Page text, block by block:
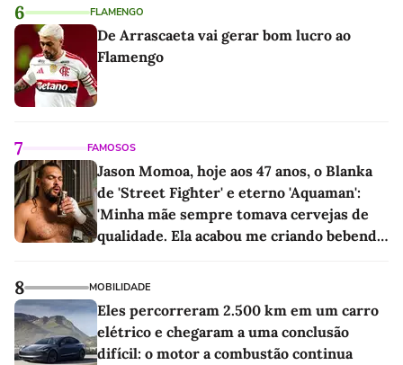
6 FLAMENGO
De Arrascaeta vai gerar bom lucro ao
Flamengo
7 FAMOSOS
Jason Momoa, hoje aos 47 anos, o Blanka
de 'Street Fighter' e eterno 'Aquaman':
'Minha mãe sempre tomava cervejas de
qualidade. Ela acabou me criando bebendo
8 MOBILIDADE
Eles percorreram 2.500 km em um carro
elétrico e chegaram a uma conclusão
difícil: o motor a combustão continua